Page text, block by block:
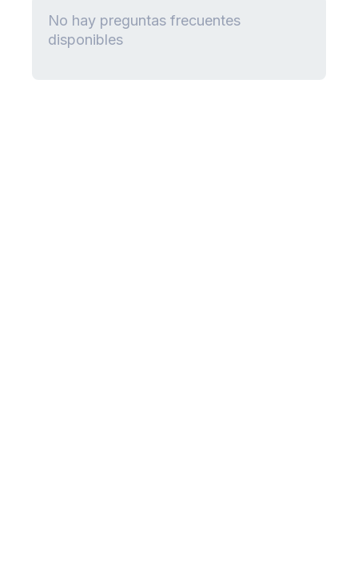
No hay preguntas frecuentes
disponibles